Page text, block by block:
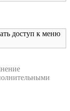
доступ к меню